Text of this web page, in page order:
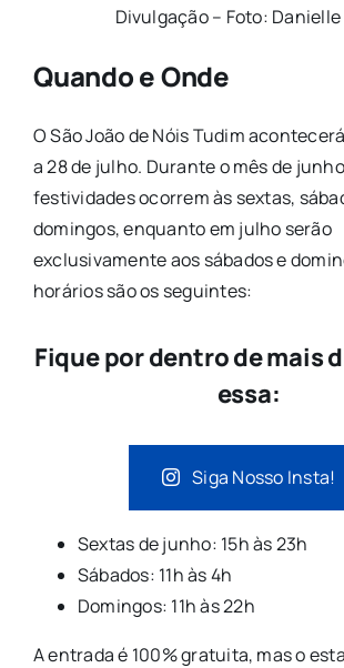
Divulgação – Foto: Danielle
Quando e Onde
O São João de Nóis Tudim
a 28 de julho. Durante o mês de
festividades ocorrem às sextas,
domingos, enquanto em julho serão
exclusivamente aos sábados e
horários são os seguintes:
Fique por dentro de mais
essa:
Siga Nosso Insta!
Sextas de junho: 15h às 23h
Sábados: 11h às 4h
Domingos: 11h às 22h
A entrada é 100% gratuita, mas o